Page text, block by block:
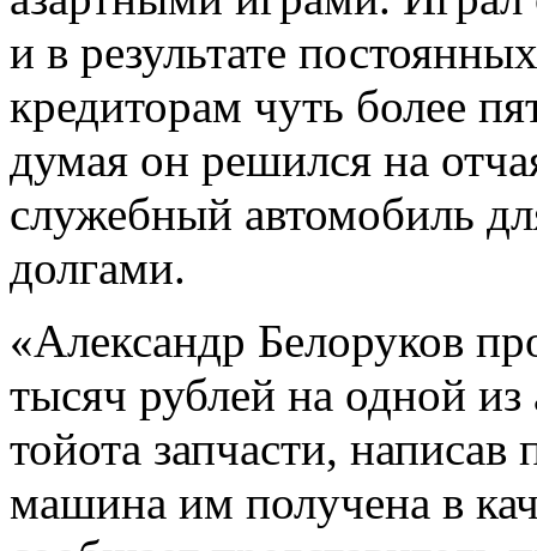
и в результате
кредиторам чуть более
думая он решился на
служебный автомобиль
долгами.
«Александр Белоруков
тысяч рублей на одной
тойота запчасти, написав
машина им получена в